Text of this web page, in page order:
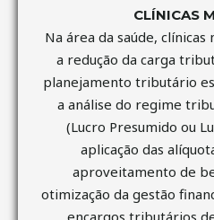
CLÍNICAS
Na área da saúde,
a redução da carga
planejamento tributário
a análise do regime
(Lucro Presumido ou
aplicação das
aproveitamento de
otimização da gestão
encargos tributários